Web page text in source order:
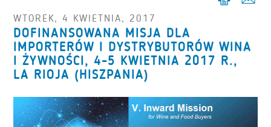
WTOREK, 4 KWIETNIA, 2017
DOFINANSOWANA MISJA DLA
IMPORTERÓW I DYSTRYBUTORÓW WINA
I ŻYWNOŚCI, 4-5 KWIETNIA 2017 R.,
LA RIOJA (HISZPANIA)